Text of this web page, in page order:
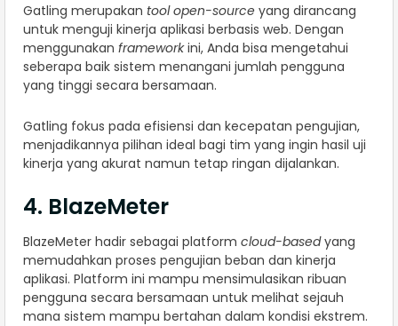
Gatling merupakan tool open-source yang dirancang
untuk menguji kinerja aplikasi berbasis web. Dengan
menggunakan frameworkini, Anda bisa mengetahui
seberapa baik sistem menangani jumlah pengguna
yang tinggi secara bersamaan.
Gatling fokus pada efisiensi dan kecepatan pengujian,
menjadikannya pilihan ideal bagi tim yang ingin hasil uji
kinerja yang akurat namun tetap ringan dijalankan.
4. BlazeMeter
BlazeMeter hadir sebagai platform cloud-basedyang
memudahkan proses pengujian beban dan kinerja
aplikasi. Platform ini mampu mensimulasikan ribuan
pengguna secara bersamaan untuk melihat sejauh
mana sistem mampu bertahan dalam kondisi ekstrem.